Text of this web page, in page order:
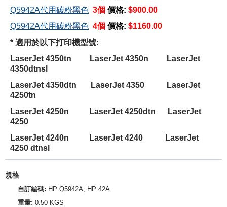
Q5942A代用碳粉黑色 3個 價格: $900.00
Q5942A代用碳粉黑色 4個 價格: $1160.00
* 適用於以下打印機型號:
LaserJet 4350tn LaserJet 4350n LaserJet
4350dtnsl
LaserJet 4350dtn LaserJet 4350 LaserJet
4250tn
LaserJet 4250n LaserJet 4250dtn LaserJet
4250
LaserJet 4240n LaserJet 4240 LaserJet
4250 dtnsl
規格
自訂編碼: HP Q5942A, HP 42A
重量: 0.50 KGS